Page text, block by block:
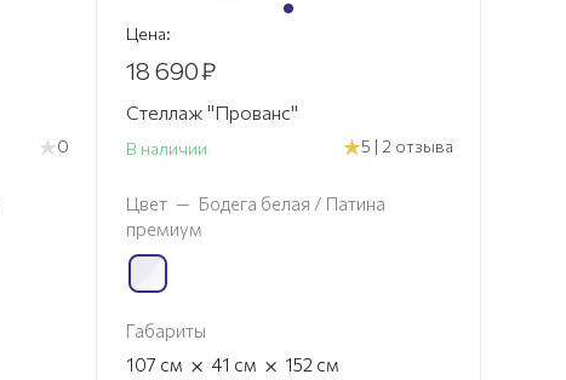
0
Цена:
18 690₽
Стеллаж "Прованс"
В наличии 5 | 2 отзыва
Цвет — Бодега белая / Патина
премиум
Габариты
107 см × 41 см × 152 см